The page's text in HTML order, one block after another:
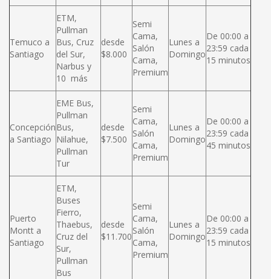
Temuco a
Santiago
ETM,
Pullman
Bus, Cruz
del Sur,
Narbus y
10 más
desde
$8.000
Semi
Cama,
Salón
Cama,
Premium
Lunes a
Domingo
De 00:00 a
23:59 cada
15 minutos
Concepción
a Santiago
EME Bus,
Pullman
Bus,
Nilahue,
Pullman
Tur
desde
$7.500
Semi
Cama,
Salón
Cama,
Premium
Lunes a
Domingo
De 00:00 a
23:59 cada
45 minutos
Puerto
Montt a
Santiago
ETM,
Buses
Fierro,
Thaebus,
Cruz del
Sur,
Pullman
Bus
desde
$11.700
Semi
Cama,
Salón
Cama,
Premium
Lunes a
Domingo
De 00:00 a
23:59 cada
15 minutos